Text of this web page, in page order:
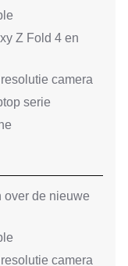
Z Fold 4 en
camera
serie
over de nieuwe
camera